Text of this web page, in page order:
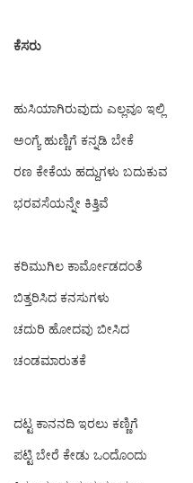
ಕೆಸರು
ಹುಸಿಯಾಗಿರುವುದು ಎಲ್ಲವೂ ಇಲ್ಲಿ
ಅಂಗ್ಯೆ ಹುಣ್ಣಿಗೆ ಕನ್ನಡಿ ಬೇಕೆ
ರಣ ಕೇಕೆಯ ಹದ್ದುಗಳು ಬದುಕುವ
ಭರವಸೆಯನ್ನೇ ಕಿತ್ತಿವೆ
ಕರಿಮುಗಿಲ ಕಾರ್ಮೋಡದಂತೆ
ಬಿತ್ತರಿಸಿದ ಕನಸುಗಳು
ಚದುರಿ ಹೋದವು ಬೀಸಿದ
ಚಂಡಮಾರುತಕೆ
ದಟ್ಟ ಕಾನನದಿ ಇರಲು ಕಣ್ಣಿಗೆ
ಪಟ್ಟಿ‌ ಬೇರೆ ಕೇಡು ಒಂದೊಂದು